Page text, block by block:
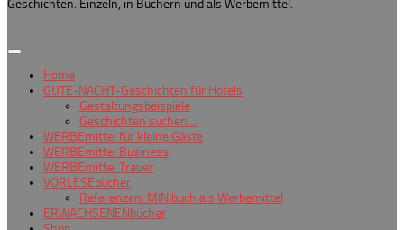
Geschichten. Einzeln, in Büchern und als Werbemittel.
Home
GUTE-NACHT-Geschichten für Hotels
Gestaltungsbeispiele
Geschichten suchen…
WERBEmittel für kleine Gäste
WERBEmittel Business
WERBEmittel Trauer
VORLESEbücher
Referenzen: MINIbuch als Werbemittel
ERWACHSENENbücher